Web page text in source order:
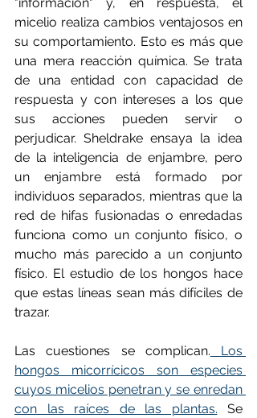
"información" y, en respuesta, el
micelio realiza cambios ventajosos en
su comportamiento. Esto es más que
una mera reacción química. Se trata
de una entidad con capacidad de
respuesta y con intereses a los que
sus acciones pueden servir o
perjudicar. Sheldrake ensaya la idea
de la inteligencia de enjambre, pero
un enjambre está formado por
individuos separados, mientras que la
red de hifas fusionadas o enredadas
funciona como un conjunto físico, o
mucho más parecido a un conjunto
físico. El estudio de los hongos hace
que estas líneas sean más difíciles de
trazar.
Las cuestiones se complican. Los
hongos micorrícicos son especies
cuyos micelios penetran y se enredan
con las raíces de las plantas. Se